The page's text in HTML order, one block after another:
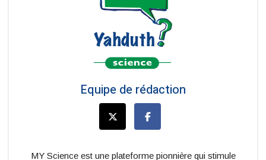
Equipe de rédaction
MY Science est une plateforme pionnière qui stimule